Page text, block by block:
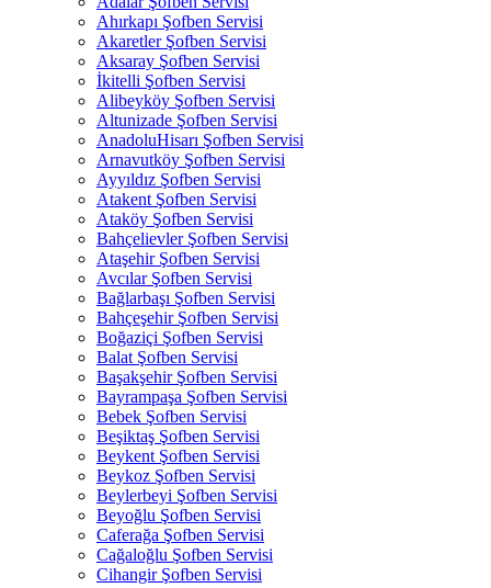
Ahırkapı Şofben Servisi
Akaretler Şofben Servisi
Aksaray Şofben Servisi
İkitelli Şofben Servisi
Alibeyköy Şofben Servisi
Altunizade Şofben Servisi
AnadoluHisarı Şofben Servisi
Arnavutköy Şofben Servisi
Ayyıldız Şofben Servisi
Atakent Şofben Servisi
Ataköy Şofben Servisi
Bahçelievler Şofben Servisi
Ataşehir Şofben Servisi
Avcılar Şofben Servisi
Bağlarbaşı Şofben Servisi
Bahçeşehir Şofben Servisi
Boğaziçi Şofben Servisi
Balat Şofben Servisi
Başakşehir Şofben Servisi
Bayrampaşa Şofben Servisi
Bebek Şofben Servisi
Beşiktaş Şofben Servisi
Beykent Şofben Servisi
Beykoz Şofben Servisi
Beylerbeyi Şofben Servisi
Beyoğlu Şofben Servisi
Caferağa Şofben Servisi
Cağaloğlu Şofben Servisi
Cihangir Şofben Servisi